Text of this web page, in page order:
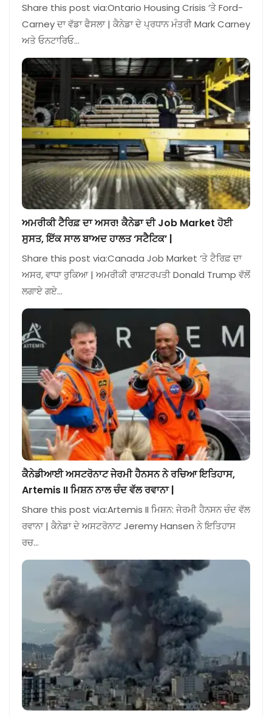
Share this post via:Ontario Housing Crisis ‘ਤੇ Ford-
Carney ਦਾ ਵੱਡਾ ਫੈਸਲਾ | ਕੈਨੇਡਾ ਦੇ ਪ੍ਰਧਾਨ ਮੰਤਰੀ Mark Carney
ਅਤੇ ਓਨਟਾਰਿਓ…
ਅਮਰੀਕੀ ਟੈਰਿਫ਼ ਦਾ ਅਸਰ! ਕੈਨੇਡਾ ਦੀ Job Market ਹੋਈ
ਸੁਸਤ, ਇੱਕ ਸਾਲ ਬਾਅਦ ਹਾਲਤ ‘ਸਟੈਟਿਕ’ |
Share this post via:Canada Job Market ‘ਤੇ ਟੈਰਿਫ਼ ਦਾ
ਅਸਰ, ਵਾਧਾ ਰੁਕਿਆ | ਅਮਰੀਕੀ ਰਾਸ਼ਟਰਪਤੀ Donald Trump ਵੱਲੋਂ
ਲਗਾਏ ਗਏ…
ਕੈਨੇਡੀਆਈ ਅਸਟਰੋਨਾਟ ਜੇਰਮੀ ਹੈਨਸਨ ਨੇ ਰਚਿਆ ਇਤਿਹਾਸ,
Artemis II ਮਿਸ਼ਨ ਨਾਲ ਚੰਦ ਵੱਲ ਰਵਾਨਾ |
Share this post via:Artemis II ਮਿਸ਼ਨ: ਜੇਰਮੀ ਹੈਨਸਨ ਚੰਦ ਵੱਲ
ਰਵਾਨਾ | ਕੈਨੇਡਾ ਦੇ ਅਸਟਰੋਨਾਟ Jeremy Hansen ਨੇ ਇਤਿਹਾਸ
ਰਚ…